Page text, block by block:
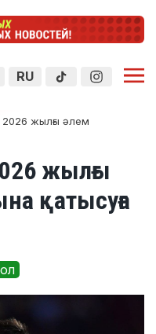
RU
жылғы әлем
жылғы
қатысуға